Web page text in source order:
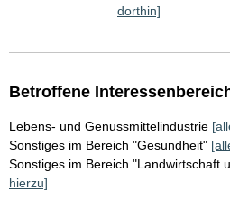
dorthin]
Betroffene
Lebens- und Genussmittelindustrie
Sonstiges im Bereich "Gesundheit"
Sonstiges im Bereich "Landwirtschaft
hierzu]